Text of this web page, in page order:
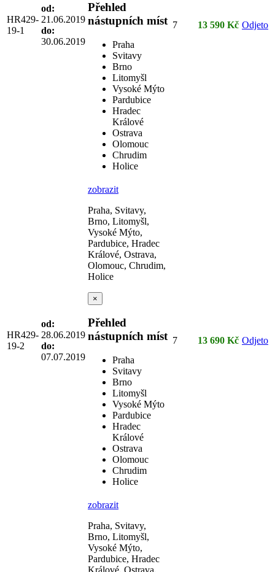
HR429-
19-1
od:
21.06.2019
do:
30.06.2019
Přehled
nástupních míst
Praha
Svitavy
Brno
Litomyšl
Vysoké Mýto
Pardubice
Hradec
Králové
Ostrava
Olomouc
Chrudim
Holice
7 13 590 Kč Odjeto
HR429-
19-2
od:
28.06.2019
do:
07.07.2019
zobrazit
Praha, Svitavy,
Brno, Litomyšl,
Vysoké Mýto,
Pardubice, Hradec
Králové, Ostrava,
Olomouc, Chrudim,
Holice
×
Přehled
nástupních míst
Praha
Svitavy
Brno
Litomyšl
Vysoké Mýto
Pardubice
Hradec
Králové
Ostrava
Olomouc
Chrudim
Holice
7 13 690 Kč Odjeto
zobrazit
Praha, Svitavy,
Brno, Litomyšl,
Vysoké Mýto,
Pardubice, Hradec
Králové, Ostrava,